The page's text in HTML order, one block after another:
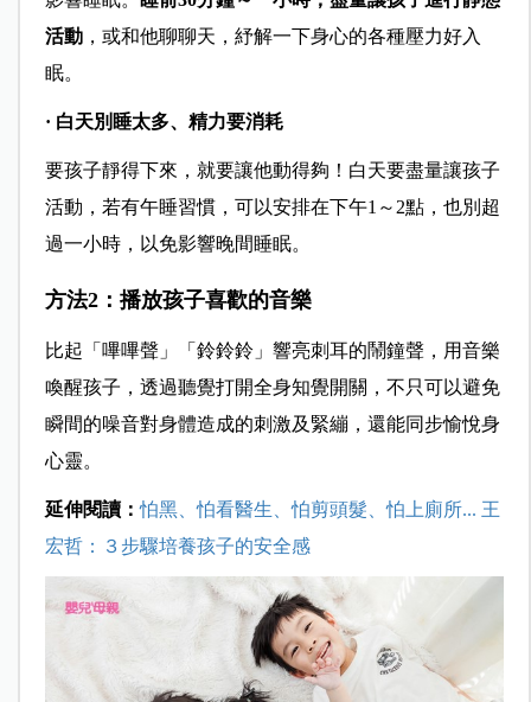
活動，或和他聊聊天，紓解一下身心的各種壓力好入
眠。
· 白天別睡太多、精力要消耗
要孩子靜得下來，就要讓他動得夠！白天要盡量讓孩子
活動，若有午睡習慣，可以安排在下午1～2點，也別超
過一小時，以免影響晚間睡眠。
方法2：播放孩子喜歡的音樂
比起「嗶嗶聲」「鈴鈴鈴」響亮刺耳的鬧鐘聲，用音樂
喚醒孩子，透過聽覺打開全身知覺開關，不只可以避免
瞬間的噪音對身體造成的刺激及緊繃，還能同步愉悅身
心靈。
延伸閱讀：怕黑、怕看醫生、怕剪頭髮、怕上廁所... 王
宏哲：３步驟培養孩子的安全感